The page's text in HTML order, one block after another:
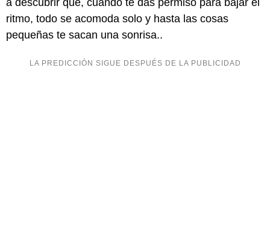
a descubrir que, cuando te das permiso para bajar el
ritmo, todo se acomoda solo y hasta las cosas
pequeñas te sacan una sonrisa..